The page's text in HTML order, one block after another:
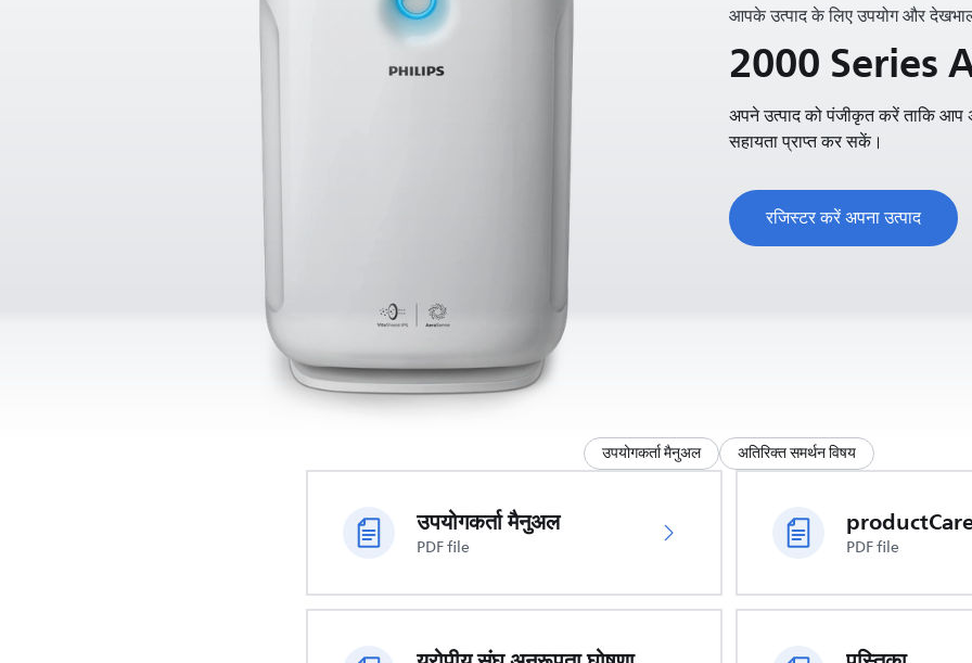
आपके उत्पाद के लिए उपयोग और
2000 Series
अपने उत्पाद को पंजीकृत करें ताकि आप
सहायता प्राप्त कर सकें।
रजिस्टर करें अपना उत्पाद
उपयोगकर्ता मैनुअल अतिरिक्त समर्थन विषय
उपयोगकर्ता मैनुअल
PDF file PDF file